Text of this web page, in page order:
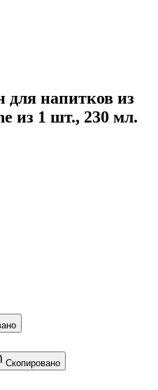
напитков из
из 1 шт., 230 мл.
Скопировано